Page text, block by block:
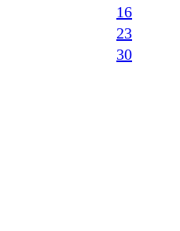
16
23
30